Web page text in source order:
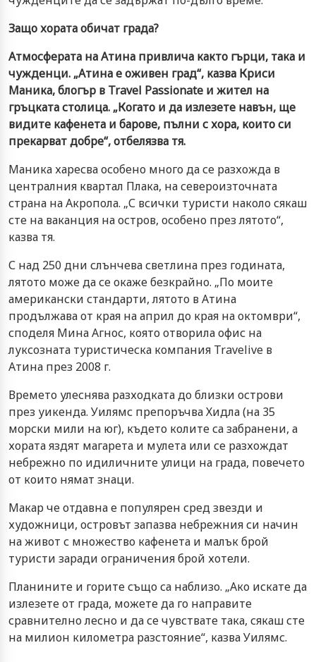
Защо хората обичат града?
Атмосферата на Атина привлича както гърци, така и
чужденци. „Атина е оживен град“, казва Криси
Маника, блогър в Travel Passionate и жител на
гръцката столица. „Когато и да излезете навън, ще
видите кафенета и барове, пълни с хора, които си
прекарват добре“, отбелязва тя.
Маника харесва особено много да се разхожда в
централния квартал Плака, на североизточната
страна на Акропола. „С всички туристи наколо сякаш
сте на ваканция на остров, особено през лятото“,
казва тя.
С над 250 дни слънчева светлина през годината,
лятото може да се окаже безкрайно. „По моите
американски стандарти, лятото в Атина
продължава от края на април до края на октомври“,
споделя Мина Агнос, която отворила офис на
луксозната туристическа компания Travelive в
Атина през 2008 г.
Времето улеснява разходката до близки острови
през уикенда. Уилямс препоръчва Хидла (на 35
морски мили на юг), където колите са забранени, а
хората яздят магарета и мулета или се разхождат
небрежно по идиличните улици на града, повечето
от които нямат знаци.
Макар че отдавна е популярен сред звезди и
художници, островът запазва небрежния си начин
на живот с множество кафенета и малък брой
туристи заради ограничения брой хотели.
Планините и горите също са наблизо. „Ако искате да
излезете от града, можете да го направите
сравнително лесно и да се чувствате така, сякаш сте
на милион километра разстояние“, казва Уилямс.